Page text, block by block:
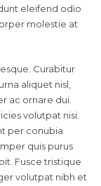
eleifend odio
molestie at
Curabitur
aliquet nisl,
ac ornare dui.
volutpat nisi.
per conubia
quis purus
Fusce tristique
volutpat nibh et